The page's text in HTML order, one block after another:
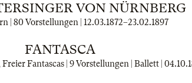
VON NÜRNBERG
| 80 Vorstellungen | 12.03.1872–23.02.1897
FANTASCA
Fantascas | 9 Vorstellungen | Ballett |